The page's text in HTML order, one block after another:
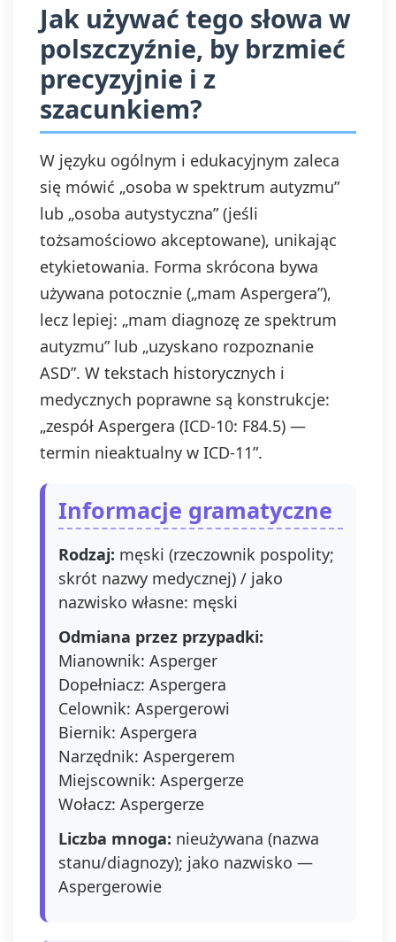
Jak używać tego słowa w
polszczyźnie, by brzmieć
precyzyjnie i z
szacunkiem?
W języku ogólnym i edukacyjnym zaleca
się mówić „osoba w spektrum autyzmu”
lub „osoba autystyczna” (jeśli
tożsamościowo akceptowane), unikając
etykietowania. Forma skrócona bywa
używana potocznie („mam Aspergera”),
lecz lepiej: „mam diagnozę ze spektrum
autyzmu” lub „uzyskano rozpoznanie
ASD”. W tekstach historycznych i
medycznych poprawne są konstrukcje:
„zespół Aspergera (ICD‑10: F84.5) —
termin nieaktualny w ICD‑11”.
Informacje gramatyczne
Rodzaj: męski (rzeczownik pospolity;
skrót nazwy medycznej) / jako
nazwisko własne: męski
Odmiana przez przypadki:
Mianownik: Asperger
Dopełniacz: Aspergera
Celownik: Aspergerowi
Biernik: Aspergera
Narzędnik: Aspergerem
Miejscownik: Aspergerze
Wołacz: Aspergerze
Liczba mnoga: nieużywana (nazwa
stanu/diagnozy); jako nazwisko —
Aspergerowie